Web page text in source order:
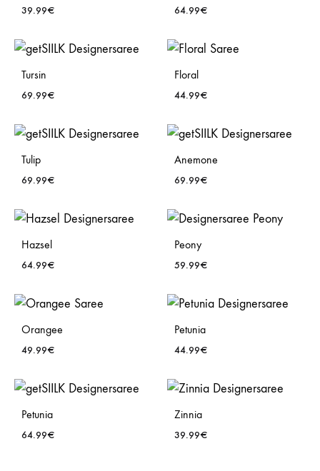
39.99€
WISHLIST
64.99€
Tursin
69.99€
WISHLIST
Floral
44.99€
Tulip
69.99€
WISHLIST
Anemone
69.99€
Hazsel
64.99€
WISHLIST
Peony
59.99€
Orangee
49.99€
WISHLIST
Petunia
44.99€
Petunia
64.99€
Zinnia
39.99€